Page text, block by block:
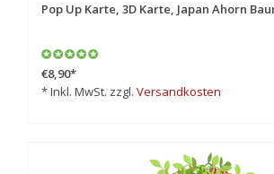
Pop Up Karte, 3D Karte, Japan Ahorn
€8,90*
* Inkl. MwSt. zzgl. Versandkosten